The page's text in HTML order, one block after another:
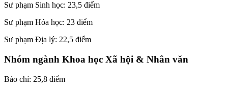
Sư phạm Sinh học: 23,5 điểm
Sư phạm Hóa học: 23 điểm
Sư phạm Địa lý: 22,5 điểm
Nhóm ngành Khoa học Xã hội & Nhân văn
Báo chí: 25,8 điểm